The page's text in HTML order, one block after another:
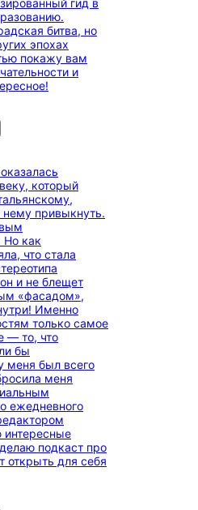
гид в
битва, но
эпохах
покажу вам
и
который
нему привыкнуть.
как
что стала
и не блещет
«фасадом»,
Именно
только самое
— то, что
бы
меня был всего
меня
ежедневного
интересные
подкаст про
открыть для себя